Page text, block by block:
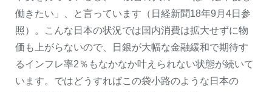
働きたい」、と言っています（日経新聞18年9月4日参
照）。こんな日本の状況では国内消費は拡大せずに物
価も上がらないので、日銀が大幅な金融緩和で期待す
るインフレ率2％もなかなか叶えられない状態が続いて
います。ではどうすればこの袋小路のような日本の